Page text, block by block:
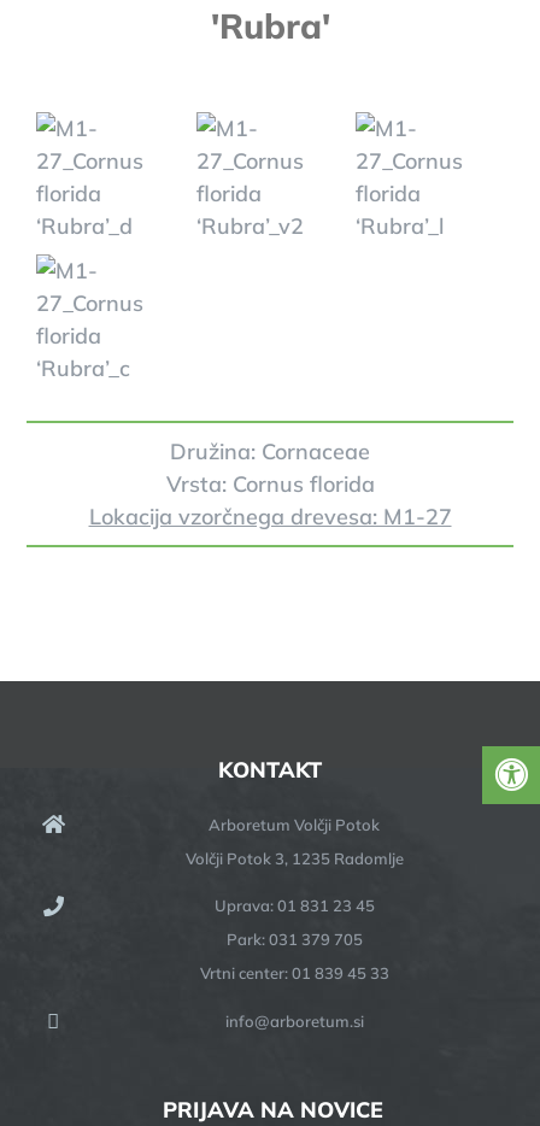
'Rubra'
Družina: Cornaceae
Vrsta: Cornus florida
Lokacija vzorčnega drevesa: M1-27
KONTAKT
Arboretum Volčji Potok
Volčji Potok 3, 1235 Radomlje
Uprava: 01 831 23 45
Park: 031 379 705
Vrtni center: 01 839 45 33
info@arboretum.si
PRIJAVA NA NOVICE